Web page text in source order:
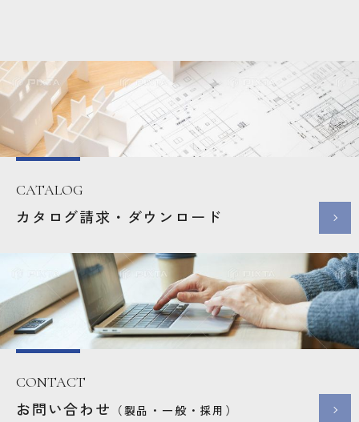
CATALOG
カタログ請求・ダウンロード
CONTACT
お問い合わせ （製品・一般・採用）